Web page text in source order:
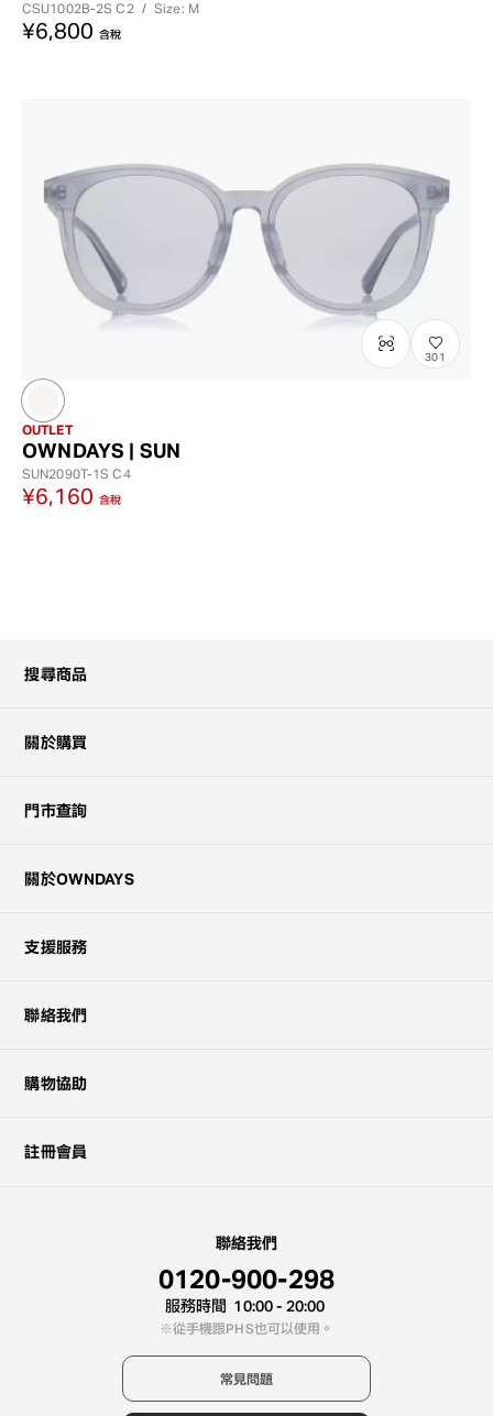
CSU1002B-2SC2 / Size: M
¥6,800 含稅
301
OUTLET
OWNDAYS | SUN
SUN2090T-1SC4
¥6,160 含稅
搜尋商品
關於購買
門市查詢
關於OWNDAYS
支援服務
聯絡我們
購物協助
註冊會員
聯絡我們
0120-900-298
服務時間 10:00 - 20:00
從手機跟PHS也可以使用。
常見問題